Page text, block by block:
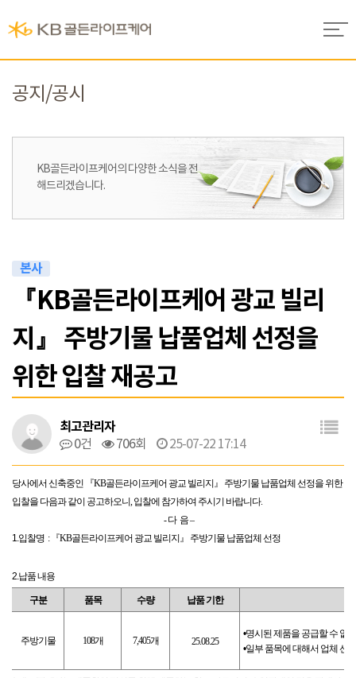
공지/공시
KB골든라이프케어의 다양한 소식을 전
해드리겠습니다.
본사
『KB골든라이프케어 광교 빌리
지』 주방기물 납품업체 선정을
위한 입찰 재공고
최고관리자
0건 706회 25-07-22 17:14
당사에서 신축중인 『KB골든라이프케어 광교 빌리지 』
주방기물 납품업체 선정을 위한
입찰을 다음과 같이 공고하오니 ,입찰에 참가하여 주시기 바랍니다.
-다 음–
1.입찰명 : 『KB골든라이프케어 광교 빌리지 』 주방기물 납품업체 선정
2.납품 내용
구분 품목 수량 납품 기한
주방기물 108개 7,405개 25.08.25
•명시된 제품을 공급할 수 없
•일부 품목에 대해서 업체 선